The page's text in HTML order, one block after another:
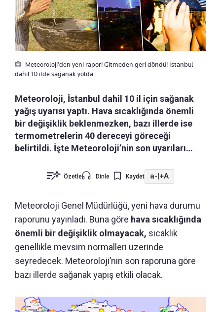
Meteoroloji’den yeni rapor! Gitmeden geri döndü! İstanbul
dahil 10 ilde sağanak yolda
Meteoroloji, İstanbul dahil 10 il için sağanak
yağış uyarısı yaptı. Hava sıcaklığında önemli
bir değişiklik beklenmezken, bazı illerde ise
termometrelerin 40 dereceyi göreceği
belirtildi. İşte Meteoroloji’nin son uyarıları…
Özetle Dinle Kaydet a- +A
Meteoroloji Genel Müdürlüğü, yeni hava durumu
raporunu yayınladı. Buna göre hava sıcaklığında
önemli bir değişiklik olmayacak, sıcaklık
genellikle mevsim normalleri üzerinde
seyredecek. Meteoroloji’nin son raporuna göre
bazı illerde sağanak yapış etkili olacak.